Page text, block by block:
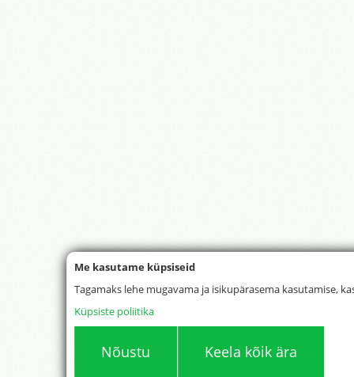
Me kasutame küpsiseid
Tagamaks lehe mugavama ja isikupärasema kasutamise,
Küpsiste poliitika
Nõustu Keela kõik ära